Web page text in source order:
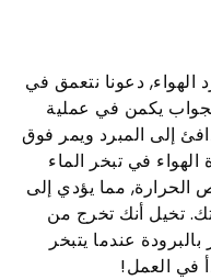
الهواء, دعونا نتعمق في
يكمن في عملية
إلى المبرد ويمر فوق
في تبخر الماء
الحرارة, مما يؤدي إلى
تخيل أنك تخرج من
عندما يتبخر
في العمل!